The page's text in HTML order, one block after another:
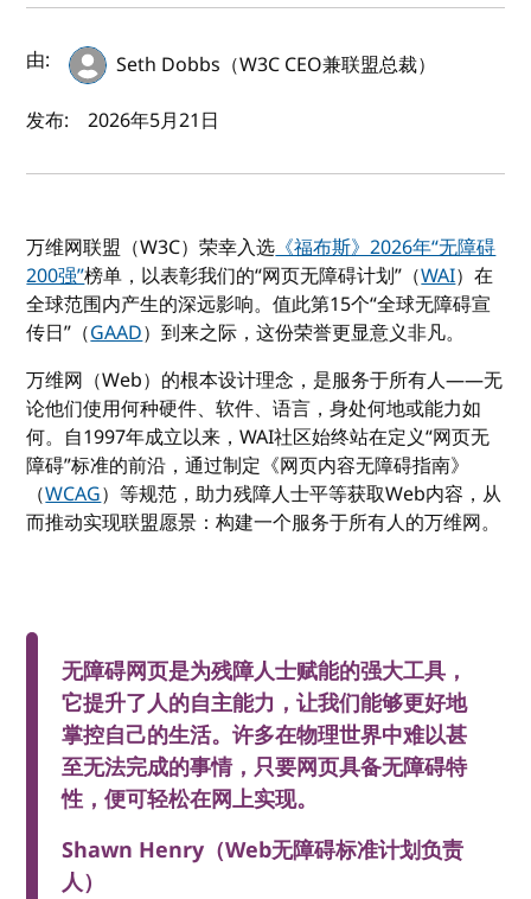
作者及发布日期
由:
Seth Dobbs（W3C CEO兼联盟总裁）
发布:
2026年5月21日
万维网联盟（W3C）荣幸入选《福布斯》2026年“无障碍
200强”榜单，以表彰我们的“网页无障碍计划”（WAI）在
全球范围内产生的深远影响。值此第15个“全球无障碍宣
传日”（GAAD）到来之际，这份荣誉更显意义非凡。
万维网（Web）的根本设计理念，是服务于所有人——无
论他们使用何种硬件、软件、语言，身处何地或能力如
何。自1997年成立以来，WAI社区始终站在定义“网页无
障碍”标准的前沿，通过制定《网页内容无障碍指南》
（WCAG）等规范，助力残障人士平等获取Web内容，从
而推动实现联盟愿景：构建一个服务于所有人的万维网。
无障碍网页是为残障人士赋能的强大工具，
它提升了人的自主能力，让我们能够更好地
掌控自己的生活。许多在物理世界中难以甚
至无法完成的事情，只要网页具备无障碍特
性，便可轻松在网上实现。
Shawn Henry（Web无障碍标准计划负责
人）